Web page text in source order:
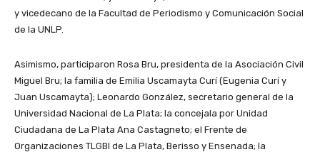
y vicedecano de la Facultad de Periodismo y Comunicación Social
de la UNLP.
Asimismo, participaron Rosa Bru, presidenta de la Asociación Civil
Miguel Bru; la familia de Emilia Uscamayta Curí (Eugenia Curí y
Juan Uscamayta); Leonardo González, secretario general de la
Universidad Nacional de La Plata; la concejala por Unidad
Ciudadana de La Plata Ana Castagneto; el Frente de
Organizaciones TLGBI de La Plata, Berisso y Ensenada; la